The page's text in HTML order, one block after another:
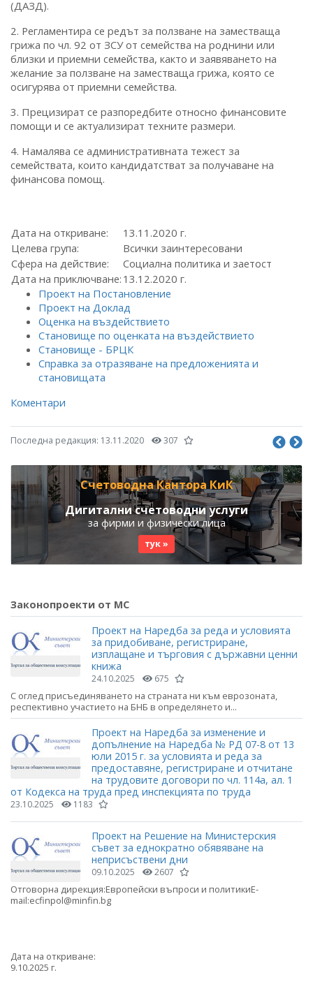
(ДАЗД).
2. Регламентира се редът за ползване на заместваща
грижа по чл. 92 от ЗСУ от семейства на роднини или
близки и приемни семейства, както и заявяването на
желание за ползване на заместваща грижа, която се
осигурява от приемни семейства.
3. Прецизират се разпоредбите относно финансовите
помощи и се актуализират техните размери.
4. Намалява се административната тежест за
семействата, които кандидатстват за получаване на
финансова помощ.
Дата на откриване:
13.11.2020 г.
Целева група:
Всички заинтересовани
Сфера на действие:
Социална политика и заетост
Дата на приключване: 13.12.2020 г.
Проект на Постановление
Проект на Доклад
Оценка на въздействието
Становище по оценката на въздействието
Становище - БРЦК
Справка за отразяване на предложенията и
становищата
Коментари
Последна редакция: 13.11.2020 307
Счетоводна Кантора КиК
Дигитални счетоводни услуги
за фирми и физически лица
тук »
Законопроекти от МС
Проект на Наредба за реда и условията
за придобиване, регистриране,
изплащане и търговия с държавни ценни
книжа
24.10.2025 675
С оглед присъединяването на страната ни към еврозоната,
респективно участието на БНБ в определянето и...
Проект на Наредба за изменение и
допълнение на Наредба № РД 07-8 от 13
юли 2015 г. за условията и реда за
предоставяне, регистриране и отчитане
на трудовите договори по чл. 114а, ал. 1
от Кодекса на труда пред инспекцията по труда
23.10.2025 1183
Проект на Решение на Министерския
съвет за еднократно обявяване на
неприсъствени дни
09.10.2025 2607
Отговорна дирекция:Европейски въпроси и политикиE-
mail:ecfinpol@minfin.bg
Дата на откриване:
9.10.2025 г.